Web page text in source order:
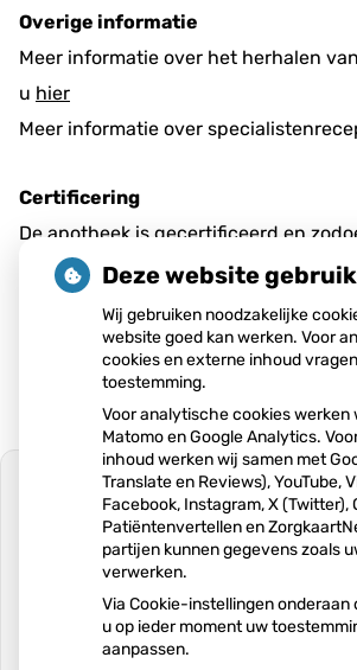
Overige informatie
Meer informatie over het herhalen
u hier
Meer informatie over
Certificering
De apotheek is gecertificeerd en
aan de “Kwaliteitsnorm voor
zorgverlening door
2014”(LHV) en ISO 9001:2008.
U heeft geen toestemming
voorexterne inhoud
te zien.
Cookie-instellingen
Deze website
Wij gebruiken noodzakelijke
website goed kan werken. Voor
cookies en externe inhoud
toestemming.
Voor analytische cookies werken
Matomo en Google Analytics.
inhoud werken wij samen met
Translate en Reviews), YouTube,
Facebook, Instagram, X (Twitter),
Patiëntenvertellen en
partijen kunnen gegevens zoals
verwerken.
Via Cookie-instellingen onderaan
u op ieder moment uw
aanpassen.